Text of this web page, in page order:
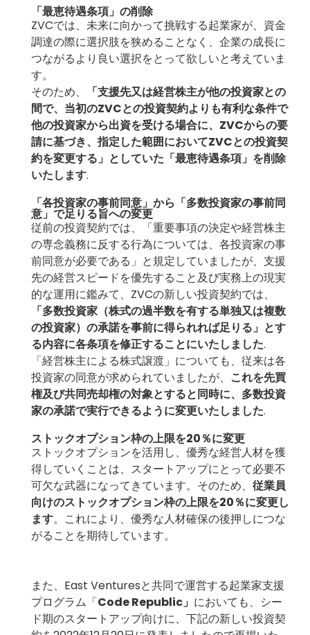
「最恵待遇条項」の削除
ZVCでは、未来に向かって挑戦する起業家が、資金
調達の際に選択肢を狭めることなく、企業の成長に
つながるより良い選択をとって欲しいと考えていま
す。
そのため、
「支援先又は経営株主が他の投資家との
間で、当初のZVCとの投資契約よりも有利な条件で
他の投資家から出資を受ける場合に、ZVCからの要
請に基づき、指定した範囲においてZVCとの投資契
約を変更する」としていた「最恵待遇条項」を削除
いたします.
「各投資家の事前同意」から「多数投資家の事前同
意」で足りる旨への変更
従前の投資契約では、「重要事項の決定や経営株主
の専念義務に反する行為については、各投資家の事
前同意が必要である」と規定していましたが、支援
先の経営スピードを優先すること及び実務上の現実
的な運用に鑑みて、ZVCの新しい投資契約では、
「多数投資家（株式の過半数を有する単独又は複数
の投資家）の承諾を事前に得られれば足りる」とす
る内容に各条項を修正することにいたしました.
「経営株主による株式譲渡」についても、従来は各
投資家の同意が求められていましたが、 これを先買
権及び共同売却権の対象とすると同時に、多数投資
家の承諾で実行できるように変更いたしました.
ストックオプション枠の上限を20％に変更
ストックオプションを活用し、優秀な経営人材を獲
得していくことは、スタートアップにとって必要不
可欠な武器になってきています。そのため、 従業員
向けのストックオプション枠の上限を20％に変更し
ます。これにより、優秀な人材確保の後押しにつな
がることを期待しています。
また、East Venturesと共同で運営する起業家支援
プログラム「Code Republic」 においても、シー
ド期のスタートアップ向けに、下記の新しい投資契